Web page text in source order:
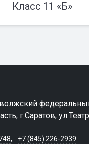
Класс 11 «Б»
г.Саратов,
,
+7 (845) 226-2939